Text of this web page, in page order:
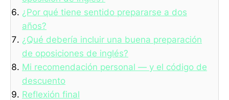
¿Por qué tiene sentido prepararse a dos
años?
¿Qué debería incluir una buena preparación
de oposiciones de inglés?
Mi recomendación personal — y el código de
descuento
Reflexión final